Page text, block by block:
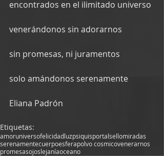
encontrados en el ilimitado universo
venerándonos sin adorarnos
sin promesas, ni juramentos
solo amándonos serenamente
Eliana Padrón
Etiquetas:
amoruniversofelicidadluzpsiquisportalsellomiradas
serenamentecuerpoesferapolvo cosmicovenerarnos
promesasojoslejaníaoceano